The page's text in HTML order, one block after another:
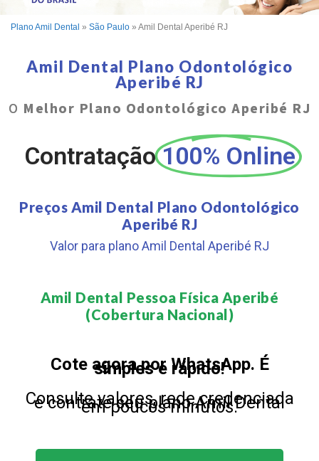
Plano Amil Dental » São Paulo » Amil Dental Aperibé RJ
Amil Dental Plano Odontológico
Aperibé RJ
O Melhor Plano Odontológico Aperibé RJ
Contratação 100% Online
Preços Amil Dental Plano Odontológico
Aperibé RJ
Valor para plano Amil Dental Aperibé RJ
Amil Dental Pessoa Física Aperibé
(Cobertura Nacional)​
Cote agora por WhatsApp. É
simples e rápido!
Consulte valores, rede credenciada
e contrate seu plano Amil Dental
em poucos minutos.